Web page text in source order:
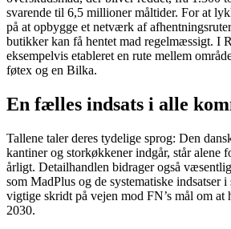
svarende til 6,5 millioner måltider. For at
på at opbygge et netværk af
butikker kan få hentet mad regelmæssigt. I
eksempelvis etableret en rute mellem
føtex og en Bilka.
En fælles indsats i alle
Tallene taler deres tydelige sprog: Den
kantiner og storkøkkener indgår, står alene
årligt. Detailhandlen bidrager også
som MadPlus og de systematiske indsatser
vigtige skridt på vejen mod FN’s mål om at
2030.